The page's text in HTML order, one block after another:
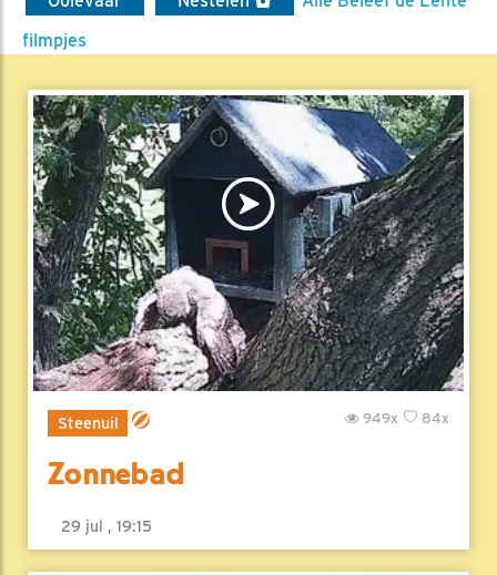
filmpjes
Steenuil 84x
949x
Zonnebad
29 jul , 19:15